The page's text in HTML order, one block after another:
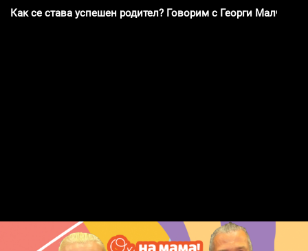
Как се става успешен родител? Говорим с Георги Малчев